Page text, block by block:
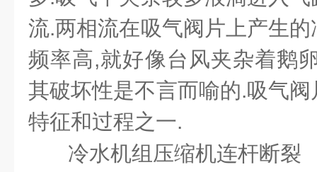
流.两相流在吸气阀片上产生
频率高,就好像台风夹杂着鹅
其破坏性是不言而喻的.吸气
特征和过程之一.
冷水机组压缩机连杆断